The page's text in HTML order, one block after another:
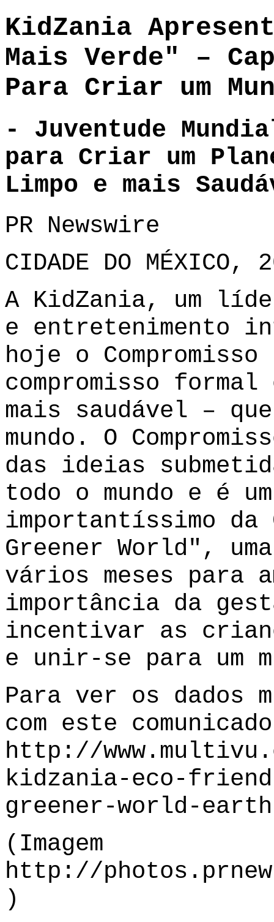
KidZania
Mais Verde" –
Para Criar um
- Juventude
para Criar um
Limpo e mais
PR Newswire
CIDADE DO
A KidZania, um
e entretenimento
hoje o Compromisso
compromisso
mais saudável –
mundo. O
das ideias
todo o mundo e é
importantíssimo da
Greener World",
vários meses para
importância da
incentivar as
e unir-se para um
Para ver os dados
com este
http://
kidzania-eco-
greener-world-
(Imagem
http://
)